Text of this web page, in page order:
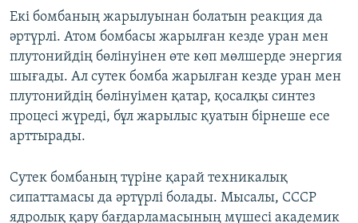
Екі бомбаның жарылуынан болатын реакция да
әртүрлі. Атом бомбасы жарылған кезде уран мен
плутонийдің бөлінуінен өте көп мөлшерде энергия
шығады. Ал сутек бомба жарылған кезде уран мен
плутонийдің бөлінуімен қатар, қосалқы синтез
процесі жүреді, бұл жарылыс қуатын бірнеше есе
арттырады.
Сутек бомбаның түріне қарай техникалық
сипаттамасы да әртүрлі болады. Мысалы, СССР
ядролық қару бағдарламасының мүшесі академик